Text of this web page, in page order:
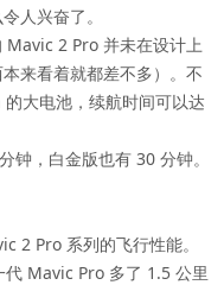
人兴奋了。
2 Pro 并未在设计上
来看着就都差不多）。不
大电池，续航时间可以达
钟，白金版也有 30 分钟。
Pro 系列的飞行性能。
Mavic Pro 多了 1.5 公里